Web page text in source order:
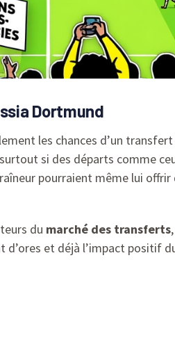
Dortmund
les chances d’un
si des départs comme
pourraient même lui
du marché des transferts
et déjà l’impact positif